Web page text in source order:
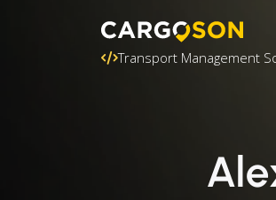
Transport Management